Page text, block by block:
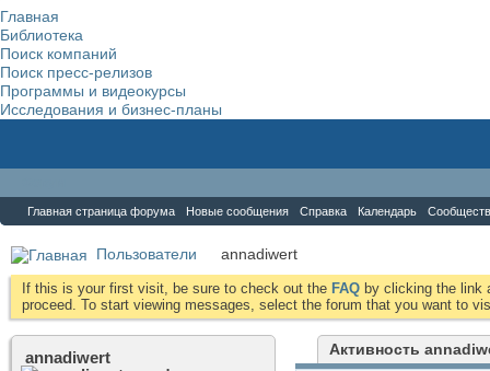
Главная
Библиотека
Поиск компаний
Поиск пресс-релизов
Программы и видеокурсы
Исследования и бизнес-планы
Главная страница форума Новые сообщения Справка Календарь
Пользователи annadiwert
If this is your first visit, be sure to check out the FAQ by clicking the link
proceed. To start viewing messages, select the forum that you want to
annadiwert Активность